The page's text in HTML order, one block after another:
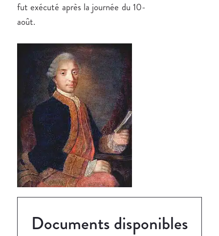
fut exécuté après la journée du 10-
août.
Documents disponibles